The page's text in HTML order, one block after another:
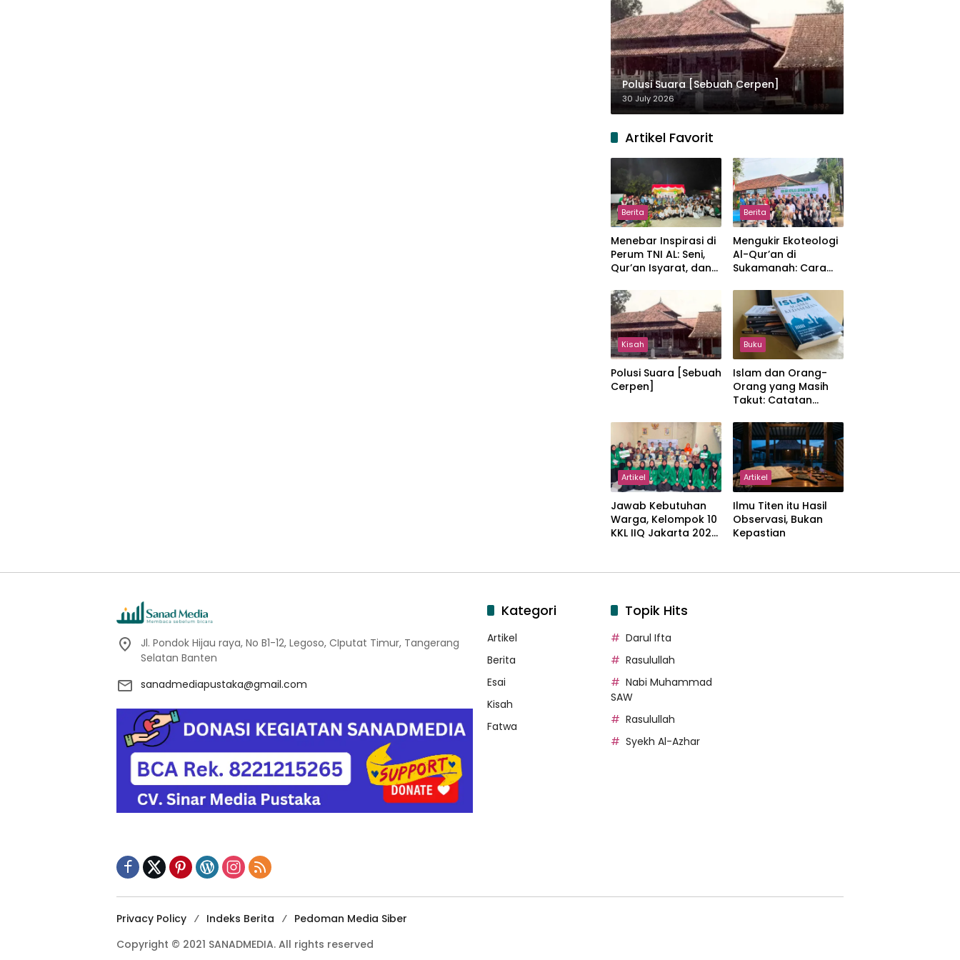
Polusi Suara [Sebuah Cerpen]
30 July 2026
Artikel Favorit
Berita
Menebar Inspirasi di
Perum TNI AL: Seni,
Qur’an Isyarat, dan
Hangat
Berita
Mengukir Ekoteologi
Al-Qur’an di
Sukamanah: Cara
Jakarta Menjaga
Bumi Jonggol
Kisah
Polusi Suara [Sebuah
Cerpen]
Buku
Islam dan Orang-
Orang yang Masih
Takut: Catatan
Kemajemukan, dan
Negara dalam
Pemikiran Masykuri
Abdillah
Artikel
Jawab Kebutuhan
Warga, Kelompok 10
KKL IIQ Jakarta 2026
Sukamanah
Artikel
Ilmu Titen itu Hasil
Observasi, Bukan
Kepastian
Jl. Pondok Hijau raya, No B1-12, Legoso, CIputat Timur, Tangerang
Selatan Banten
sanadmediapustaka@gmail.com
Kategori
Artikel
Berita
Esai
Kisah
Fatwa
Topik Hits
Darul Ifta
Rasulullah
Nabi Muhammad
SAW
Rasulullah
Syekh Al-Azhar
Privacy Policy Indeks Berita
Pedoman Media Siber
Copyright © 2021 SANADMEDIA. All rights reserved